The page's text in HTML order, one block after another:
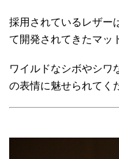
採用されているレザー
て開発されてきたマッ
ワイルドなシボやシワ
の表情に魅せられてく